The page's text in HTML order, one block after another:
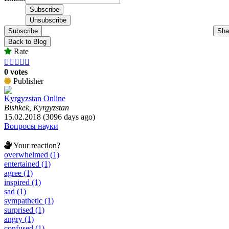
Subscribe
Back to Blog
Rate
    
0 votes
Publisher
Kyrgyzstan Online
Bishkek, Kyrgyzstan
15.02.2018 (3096 days ago)
Вопросы науки
Your reaction?
overwhelmed (1)
entertained (1)
agree (1)
inspired (1)
sad (1)
sympathetic (1)
surprised (1)
angry (1)